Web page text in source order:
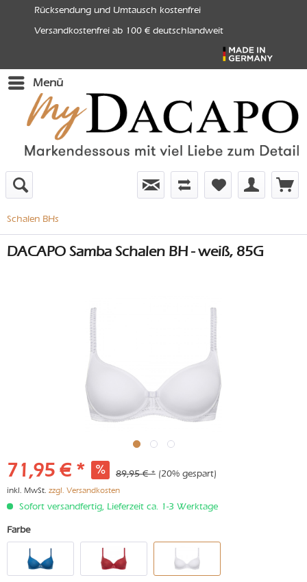
Rücksendung und Umtausch kostenfrei
Versandkostenfrei ab 100 € deutschlandweit
Menü
Schalen BHs
DACAPO Samba Schalen BH - weiß, 85G
71,95 € * 89,95 € * (20% gespart)
inkl. MwSt. zzgl. Versandkosten
Sofort versandfertig, Lieferzeit ca. 1-3 Werktage
Farbe